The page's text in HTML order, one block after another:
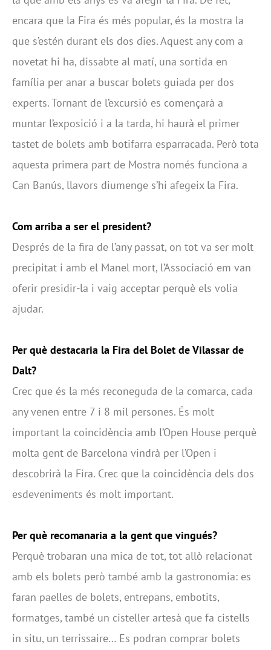
encara que la Fira és més popular, és la mostra la
que s’estén durant els dos dies. Aquest any com a
novetat hi ha, dissabte al matí, una sortida en
família per anar a buscar bolets guiada per dos
experts. Tornant de l’excursió es començarà a
muntar l’exposició i a la tarda, hi haurà el primer
tastet de bolets amb botifarra esparracada. Però tota
aquesta primera part de Mostra només funciona a
Can Banús, llavors diumenge s’hi afegeix la Fira.
Com arriba a ser el president?
Després de la fira de l’any passat, on tot va ser molt
precipitat i amb el Manel mort, l’Associació em van
oferir presidir-la i vaig acceptar perquè els volia
ajudar.
Per què destacaria la Fira del Bolet de Vilassar de
Dalt?
Crec que és la més reconeguda de la comarca, cada
any venen entre 7 i 8 mil persones. És molt
important la coincidència amb l’Open House perquè
molta gent de Barcelona vindrà per l’Open i
descobrirà la Fira. Crec que la coincidència dels dos
esdeveniments és molt important.
Per què recomanaria a la gent que vingués?
Perquè trobaran una mica de tot, tot allò relacionat
amb els bolets però també amb la gastronomia: es
faran paelles de bolets, entrepans, embotits,
formatges, també un cisteller artesà que fa cistells
in situ, un terrissaire… Es podran comprar bolets